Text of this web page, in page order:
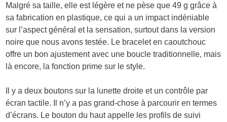
Malgré sa taille, elle est légère et ne pèse que 49 g grâce à
sa fabrication en plastique, ce qui a un impact indéniable
sur l’aspect général et la sensation, surtout dans la version
noire que nous avons testée. Le bracelet en caoutchouc
offre un bon ajustement avec une boucle traditionnelle, mais
là encore, la fonction prime sur le style.
Il y a deux boutons sur la lunette droite et un contrôle par
écran tactile. Il n’y a pas grand-chose à parcourir en termes
d’écrans. Le bouton du haut appelle les profils de suivi